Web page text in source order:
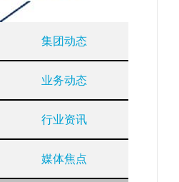
集团动态
业务动态
行业资讯
媒体焦点